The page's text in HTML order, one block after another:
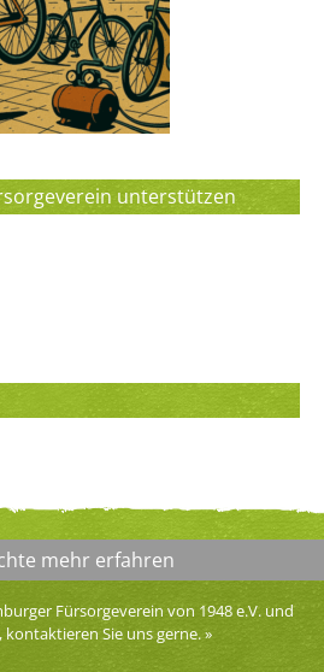
unterstützen
mehr erfahren
Fürsorgeverein von 1948 e.V. und
kontaktieren Sie uns gerne.»